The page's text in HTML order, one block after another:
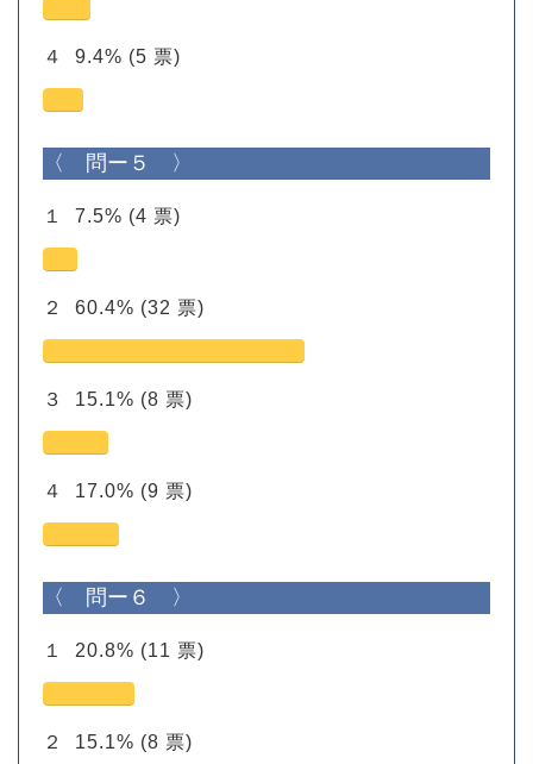
４ 9.4% (5 票)
〈 問ー５ 〉
１ 7.5% (4 票)
２ 60.4% (32 票)
３ 15.1% (8 票)
４ 17.0% (9 票)
〈 問ー６ 〉
１ 20.8% (11 票)
２ 15.1% (8 票)